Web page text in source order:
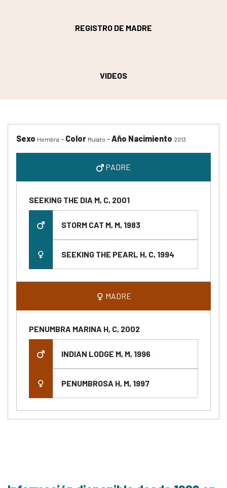
REGISTRO DE MADRE
VIDEOS
Sexo Hembra - Color Mulato -Año Nacimiento 2013
PADRE
SEEKING THE DIA M, C, 2001
STORM CAT M, M, 1983
SEEKING THE PEARL H, C, 1994
MADRE
PENUMBRA MARINA H, C, 2002
INDIAN LODGE M, M, 1996
PENUMBROSA H, M, 1997